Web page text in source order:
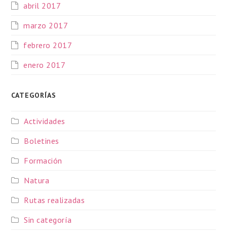
abril 2017
marzo 2017
febrero 2017
enero 2017
CATEGORÍAS
Actividades
Boletines
Formación
Natura
Rutas realizadas
Sin categoría